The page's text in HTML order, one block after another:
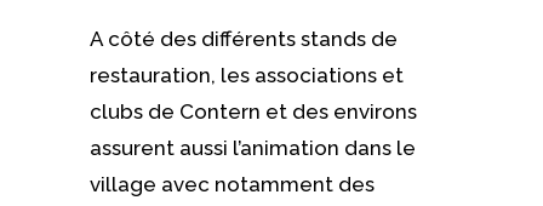
A côté des différents stands de
restauration, les associations et
clubs de Contern et des environs
assurent aussi l’animation dans le
village avec notamment des